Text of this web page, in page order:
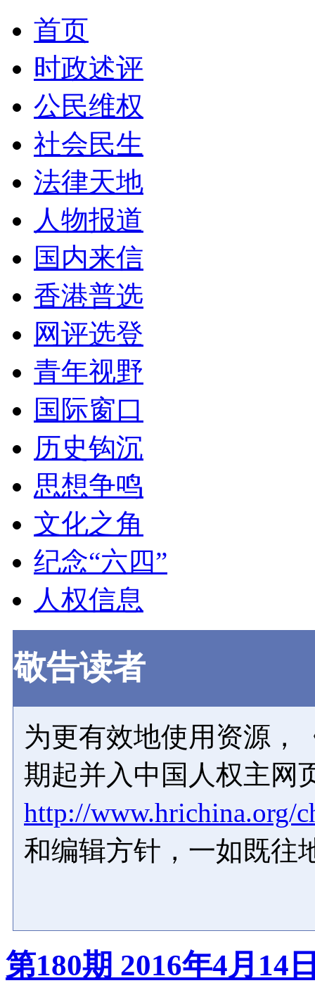
首页
时政述评
公民维权
社会民生
法律天地
人物报道
国内来信
香港普选
网评选登
青年视野
国际窗口
历史钩沉
思想争鸣
文化之角
纪念“六四”
人权信息
敬告读者
为更有效地使用资源，
期起并入中国人权主网
http://www.hrichina.org/
和编辑方针，一如既往
第180期 2016年4月14